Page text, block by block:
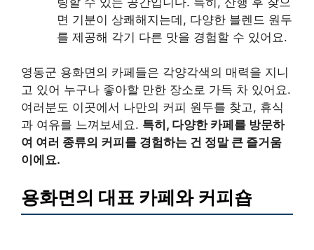
면 기분이 상쾌해지는데, 다양한 블렌드 원두
를 제공해 각기 다른 맛을 경험할 수 있어요.
영동군 용화면의 카페들은 각양각색의 매력을 지니
고 있어 누구나 좋아할 만한 장소로 가득 차 있어요.
여러분도 이곳에서 나만의 커피 원두를 찾고, 휴식
과 여유를 느껴보세요. 특히, 다양한 카페를 방문하
여 여러 종류의 커피를 경험하는 건 정말 큰 즐거움
이에요.
용화면의 대표 카페와 커피숍